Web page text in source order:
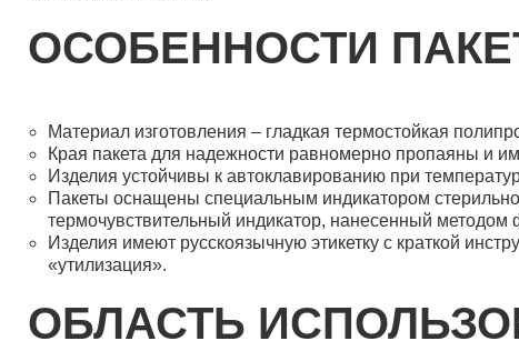
ОСОБЕННОСТИ
Материал изготовления – гладкая термостойкая
Края пакета для надежности равномерно пропаяны и
Изделия устойчивы к автоклавированию при
Пакеты оснащены специальным индикатором
термочувствительный индикатор, нанесенный методом
Изделия имеют русскоязычную этикетку с краткой
«утилизация».
ОБЛАСТЬ